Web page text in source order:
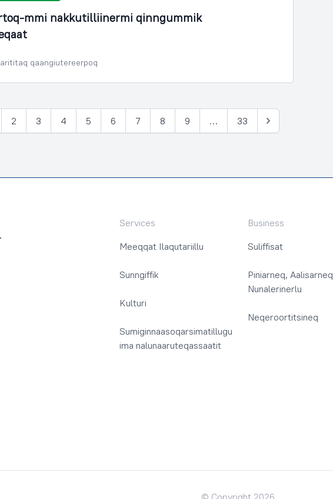
mmi nakkutilliinermi qinngummik
qaangiutereerpoq
2 3 4 5 6 7 8 9 … 33
Tullia
·
Services
Meeqqat Ilaqutariillu
Sunngiffik
Kulturi
Sumiginnaasoqarsimatillugu
ima nalunaaruteqassaatit
Business
Suliffisat
Piniarneq, Aalisarneq
Nunalerinerlu
Neqeroortitsineq
© Copyright 2026.